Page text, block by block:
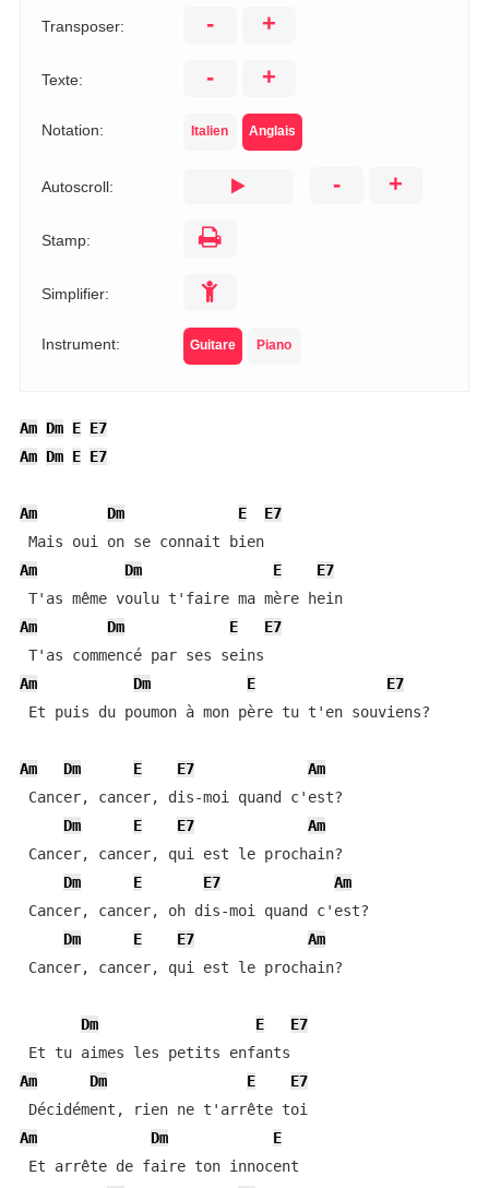
Transposer: - +
Texte: - +
Notation: Italien Anglais
Autoscroll: - +
Stamp:
Simplifier:
Instrument: Guitare Piano
Am Dm E E7
Am Dm E E7
Am Dm E
E7
Mais oui on se connait bien
Am
Dm E
E7
T'as même voulu t'faire ma mère hein
Am
Dm E
E7
Am
Dm E
E7
Et puis du poumon à mon père tu t'en souviens?
Am Dm E E7
Am
Cancer, cancer, dis-moi quand c'est?
Dm
E E7
Am
Cancer, cancer, qui est le prochain?
Dm
E E7
Am
Cancer, cancer, oh dis-moi quand c'est?
Dm
E E7
Am
Cancer, cancer, qui est le prochain?
Dm E
E7
Am
Dm E
E7
Am
Dm
E
Et arrête de faire ton innocent